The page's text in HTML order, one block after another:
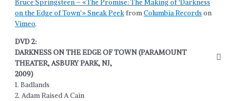
Bruce Springsteen – «The Promise: The Making of ‘Darkness
on the Edge of Town'» Sneak PeekfromColumbia Records on
Vimeo.
DVD 2:
DARKNESS ON THE EDGE OF TOWN (PARAMOUNT
THEATER, ASBURY PARK, NJ,
2009)
1. Badlands
2. Adam Raised A Cain